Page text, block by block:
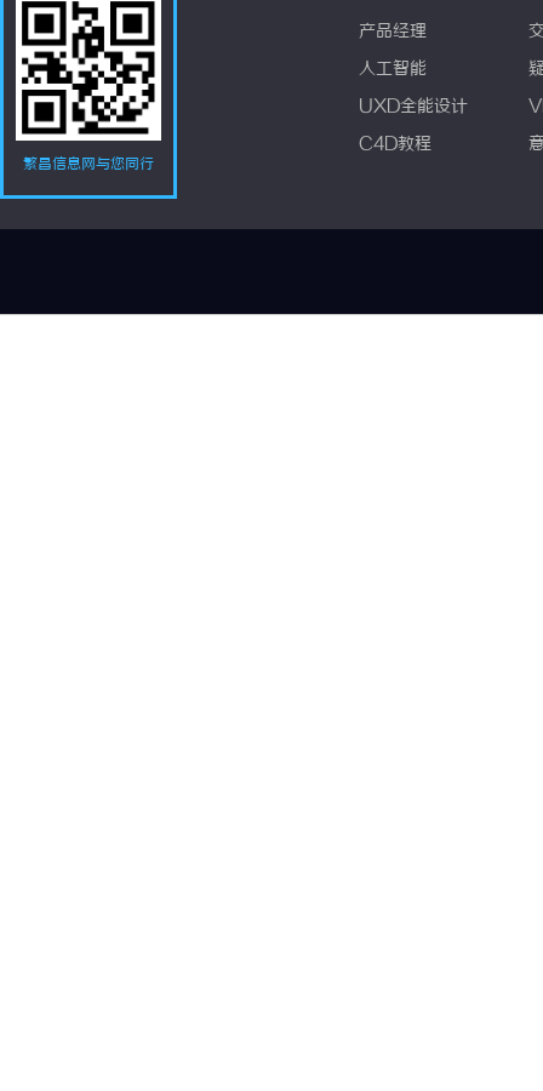
繁昌信息网与您同行
产品经理
人工智能
UXD全能设计
C4D教程